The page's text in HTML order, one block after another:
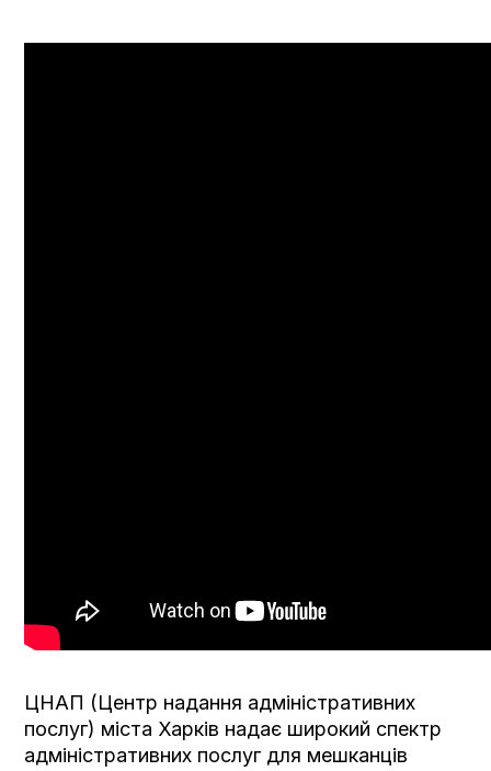
ЦНАП (Центр надання адміністративних
послуг) міста Харків надає широкий спектр
адміністративних послуг для мешканців